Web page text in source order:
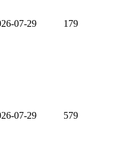
07-29 179
07-29 579